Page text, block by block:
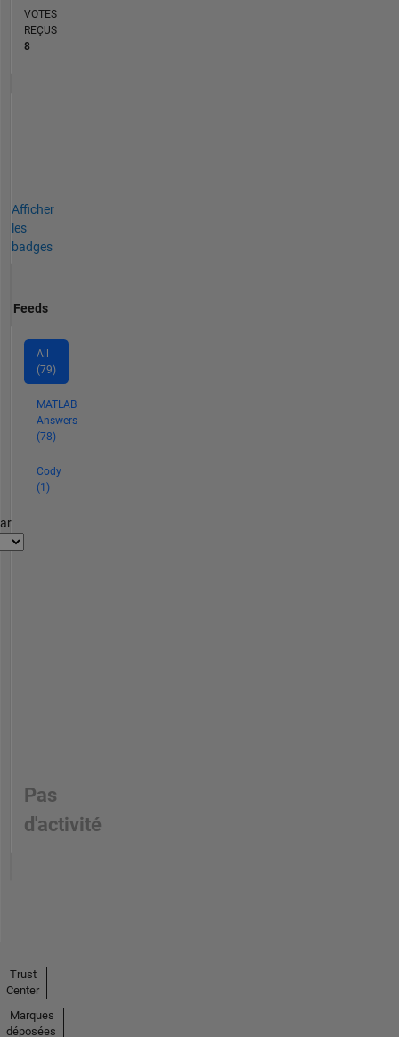
VOTES
REÇUS
8
Afficher
les
badges
Feeds
All
(79)
MATLAB
Answers
(78)
Cody
(1)
Pas
d'activité
Trust
Center
Marques
déposées